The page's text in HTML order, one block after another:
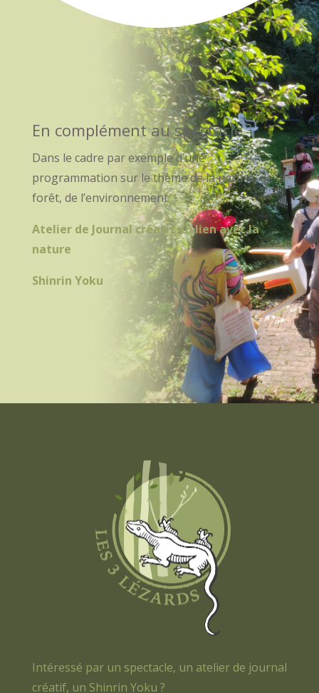
En complément au spectacle
Dans le cadre par exemple d’une
programmation sur le thème de la nature, de la
forêt, de l’environnement:
Atelier de Journal créatif en lien avec la
nature
Shinrin Yoku
Intéressé par un spectacle, un atelier de journal
créatif, un Shinrin Yoku ?